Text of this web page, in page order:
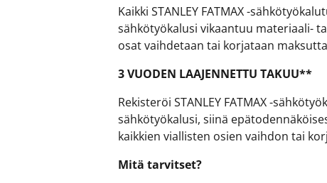
Kaikki STANLEY FATMAX -
sähkötyökalusi vikaantuu materiaali-
osat vaihdetaan tai korjataan
3 VUODEN LAAJENNETTU TAKUU**
Rekisteröi STANLEY FATMAX -
sähkötyökalusi, siinä
kaikkien viallisten osien vaihdon tai
Mitä tarvitset?